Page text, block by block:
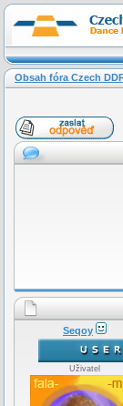
Obsah fóra Czech
Seqoy
Uživatel